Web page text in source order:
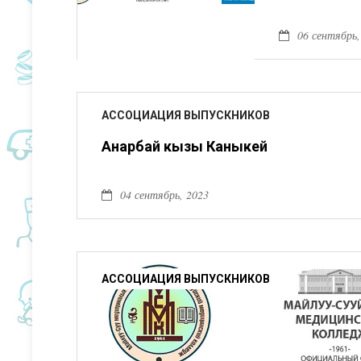
06
АССОЦИАЦИЯ ВЫПУСКНИКОВ
Анарбай кызы Каныкей
04 сентябрь, 2023
АССОЦИАЦИЯ ВЫПУСКНИКОВ